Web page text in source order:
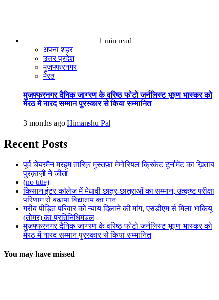
1 min read
अपना शहर
उत्तर प्रदेश
मुजफ्फरनगर
मेरठ
मुजफ्फरनगर दैनिक जागरण के वरिष्ठ फोटो जर्नलिस्ट भूषण भास्कर को
मेरठ में नारद सम्मान पुरस्कार से किया सम्मानित
3 months ago Himanshu Pal
Recent Posts
पूर्व चेयरमैन मरहूम तारिक़ मुस्तफ़ा मेमोरियल क्रिकेट टूर्नामेंट का ख़िताब
पुरक़ाज़ी ने जीता
(no title)
किसान इंटर कॉलेज में मेधावी छात्र-छात्राओं का सम्मान, उत्कृष्ट परीक्षा
परिणाम से बढ़ाया विद्यालय का मान
गरीब पीड़ित परिवार को न्याय दिलाने की मांग, एसडीएम से मिला भाकियू
(तोमर) का प्रतिनिधिमंडल
मुजफ्फरनगर दैनिक जागरण के वरिष्ठ फोटो जर्नलिस्ट भूषण भास्कर को
मेरठ में नारद सम्मान पुरस्कार से किया सम्मानित
You may have missed